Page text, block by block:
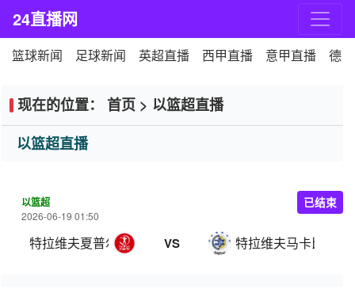
24直播网
篮球新闻 足球新闻 英超直播 西甲直播 意甲直播 德
现在的位置： 首页 > 以篮超直播
以篮超直播
以篮超
2026-06-19 01:50
特拉维夫夏普尔 VS 特拉维夫马卡比
已结束